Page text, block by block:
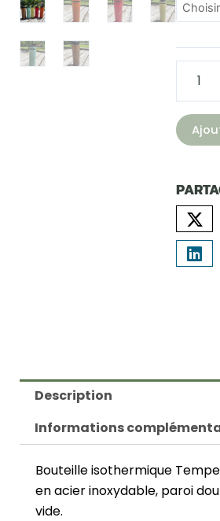
22
Description
Informations
Bouteille isothermique
en acier inoxydable, paroi
vide.